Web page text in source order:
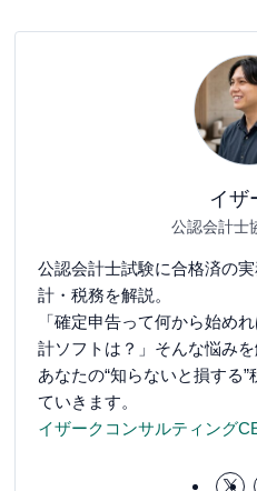
イザ
公認会計士
公認会計士試験に合格済の
計・税務を解説。
「確定申告って何から始め
計ソフトは？」そんな悩みを
あなたの“知らないと損する
ていきます。
イザークコンサルティング